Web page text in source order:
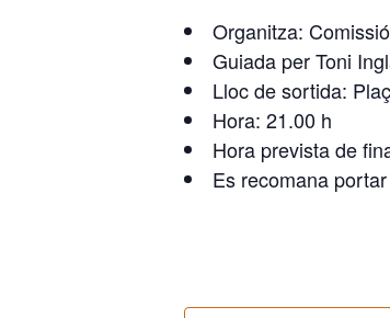
Organitza:
Guiada per Toni
Lloc de sortida:
Hora: 21.00 h
Hora prevista de
Es recomana